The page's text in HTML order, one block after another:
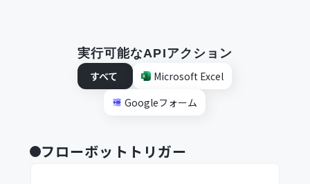
実行可能なAPIアクション
すべて
Microsoft Excel
Googleフォーム
フローボットトリガー